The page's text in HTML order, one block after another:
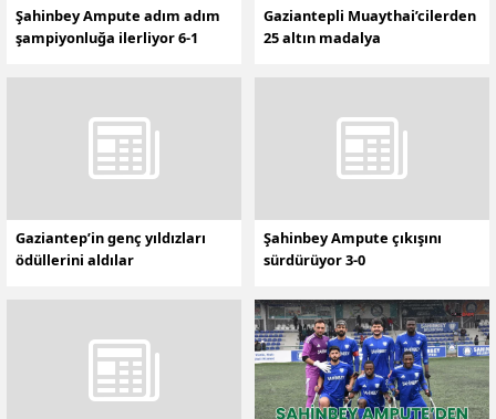
Şahinbey Ampute adım adım
şampiyonluğa ilerliyor 6-1
Gaziantepli Muaythai’cilerden
25 altın madalya
Gaziantep’in genç yıldızları
ödüllerini aldılar
Şahinbey Ampute çıkışını
sürdürüyor 3-0